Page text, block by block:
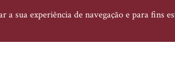
sua experiência de navegação e para fins